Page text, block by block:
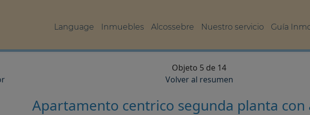
Language Inmuebles Alcossebre Nuestro servicio Guía
Objeto 5 de 14
Volver al resumen
Apartamento centrico segunda planta con